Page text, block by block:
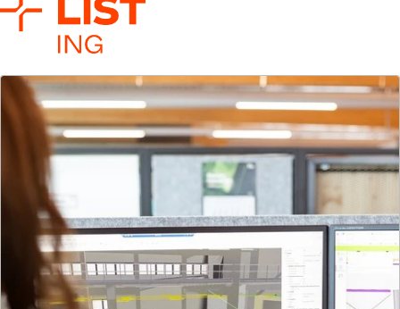
LIST Eco
Wir machen Gebäude und Quartiere zukunftsfähig
– technisch fundiert, wirtschaftlich sinnvoll und
regulatorisch abgesichert.
Mehr zur Gesellschaft